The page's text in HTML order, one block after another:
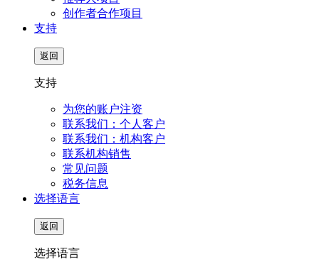
创作者合作项目
支持
返回
支持
为您的账户注资
联系我们：个人客户
联系我们：机构客户
联系机构销售
常见问题
税务信息
选择语言
返回
选择语言